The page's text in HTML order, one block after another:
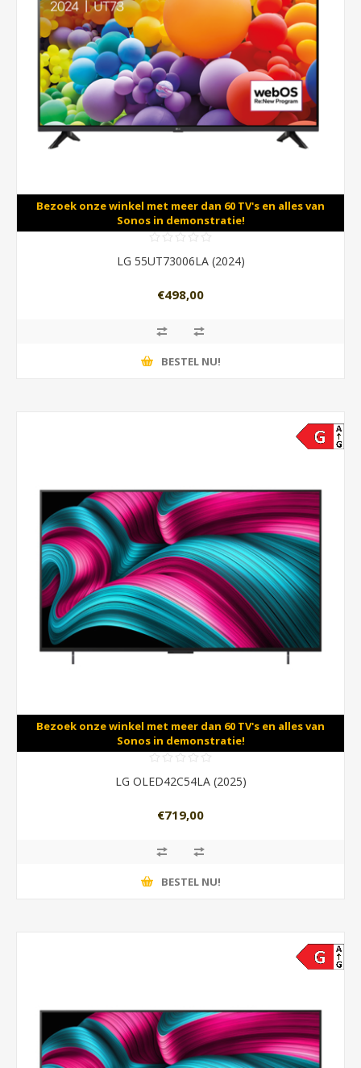
Bezoek onze winkel met meer dan 60 TV's en alles van
Sonos in demonstratie!
LG 55UT73006LA (2024)
€498,00
BESTEL NU!
Bezoek onze winkel met meer dan 60 TV's en alles van
Sonos in demonstratie!
LG OLED42C54LA (2025)
€719,00
BESTEL NU!